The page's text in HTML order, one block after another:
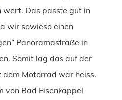
wert. Das passte gut in
wir sowieso einen
Panoramastraße in
Somit lag das auf der
dem Motorrad war heiss.
von Bad Eisenkappel